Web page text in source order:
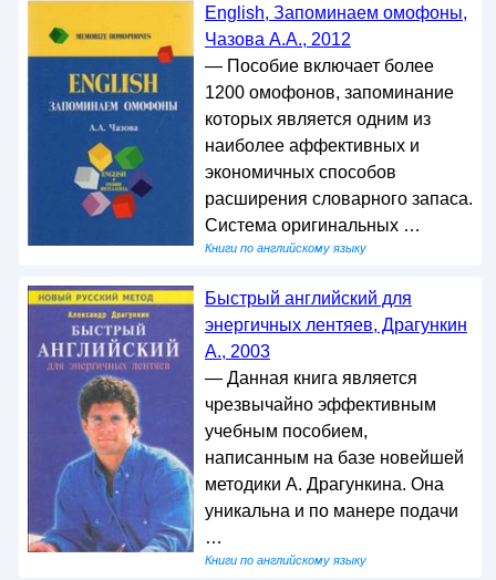
English, Запоминаем омофоны,
Чазова А.А., 2012
— Пособие включает более
1200 омофонов, запоминание
которых является одним из
наиболее аффективных и
экономичных способов
расширения словарного запаса.
Система оригинальных …
Книги по английскому языку
Быстрый английский для
энергичных лентяев, Драгункин
А., 2003
— Данная книга является
чрезвычайно эффективным
учебным пособием,
написанным на базе новейшей
методики А. Драгункина. Она
уникальна и по манере подачи
…
Книги по английскому языку